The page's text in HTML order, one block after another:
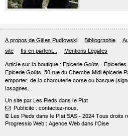
A propos de Gilles Pudlowski Bibliographie
site
Ils en parlent... Mentions Légales
Article sur la boutique : Epicerie Goûts - Epiceries
Epicerie Goûts, 50 rue du Cherche-Midi épicerie
emporter, de la charcuterie corse ou basque
lasagnes...
Un site par Les Pieds dans le Plat
 Publicité : contactez-nous.
© Les Pieds dans le Plat SAS - 2024 Tous droits
Progressio Web : Agence Web dans l'Oise